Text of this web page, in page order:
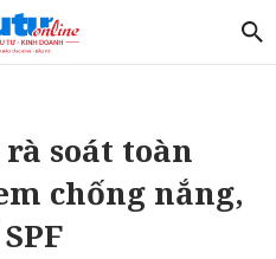
rà soát toàn
chống nắng,